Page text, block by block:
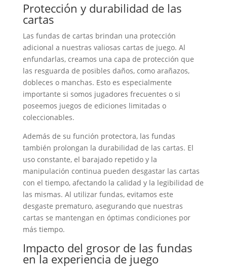
Protección y durabilidad de las
cartas
Las fundas de cartas brindan una protección
adicional a nuestras valiosas cartas de juego. Al
enfundarlas, creamos una capa de protección que
las resguarda de posibles daños, como arañazos,
dobleces o manchas. Esto es especialmente
importante si somos jugadores frecuentes o si
poseemos juegos de ediciones limitadas o
coleccionables.
Además de su función protectora, las fundas
también prolongan la durabilidad de las cartas. El
uso constante, el barajado repetido y la
manipulación continua pueden desgastar las cartas
con el tiempo, afectando la calidad y la legibilidad de
las mismas. Al utilizar fundas, evitamos este
desgaste prematuro, asegurando que nuestras
cartas se mantengan en óptimas condiciones por
más tiempo.
Impacto del grosor de las fundas
en la experiencia de juego